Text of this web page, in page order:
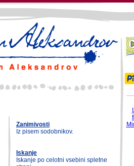
Zanimivosti
Iz pisem sodobnikov.
Iskanje
Iskanje po celotni vsebini spletne